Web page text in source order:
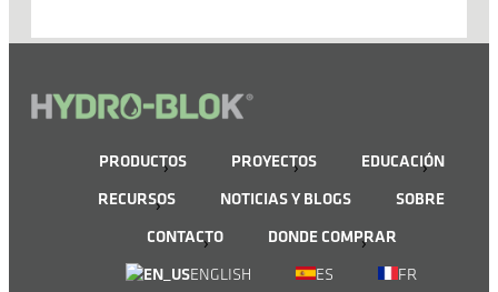
PRODUCTOS PROYECTOS
EDUCACIÓN
RECURSOS
NOTICIAS Y BLOGS
SOBRE
CONTACTO
DONDE COMPRAR
ENGLISH
ES
FR